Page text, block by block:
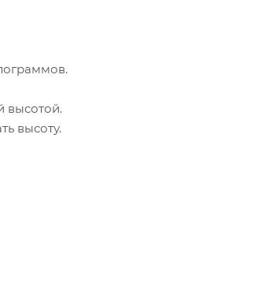
высотой.
высоту.